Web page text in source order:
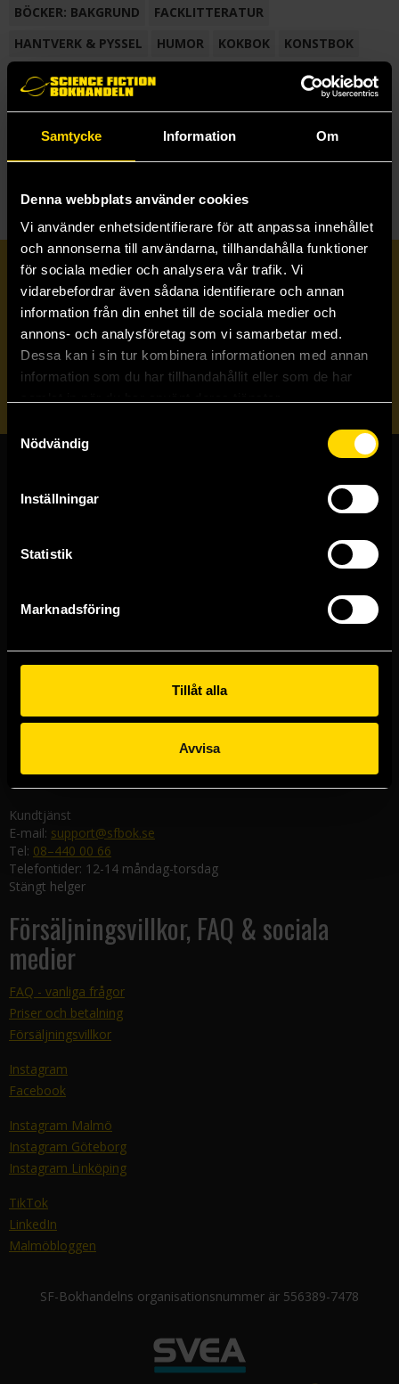
Samtycke Information Om
Denna webbplats använder cookies
Vi använder enhetsidentifierare för att anpassa innehållet
och annonserna till användarna, tillhandahålla funktioner
för sociala medier och analysera vår trafik. Vi
vidarebefordrar även sådana identifierare och annan
information från din enhet till de sociala medier och
annons- och analysföretag som vi samarbetar med.
Dessa kan i sin tur kombinera informationen med annan
information som du har tillhandahållit eller som de har
Nödvändig
Inställningar
Statistik
Marknadsföring
Tillåt alla
Avvisa
BÖCKER: BAKGRUND
FACKLITTERATUR
HANTVERK & PYSSEL
HUMOR KOKBOK
KONSTBOK
KORTROMAN
LÄROBOK
NOVELL
SAMLINGSVOLYM
TECKNA & MÅLA TECKNAD SERIE
Prenumerera på vårt nyhetsbrev
Veckobrevet
Skicka
Butiker & kundtjänst
Västerlånggatan 48
Göteborgsbutiken
Kungsgatan 19
Malmöbutiken
582 19 Linköping
Kundtjänst
E-mail: support@sfbok.se
Tel: 08–440 00 66
Telefontider: 12-14 måndag-torsdag
Stängt helger
Försäljningsvillkor, FAQ & sociala
medier
FAQ - vanliga frågor
Priser och betalning
Försäljningsvillkor
Instagram
Facebook
Instagram Malmö
Instagram Göteborg
Instagram Linköping
TikTok
LinkedIn
Malmöbloggen
SF-Bokhandelns organisationsnummer är 556389-7478